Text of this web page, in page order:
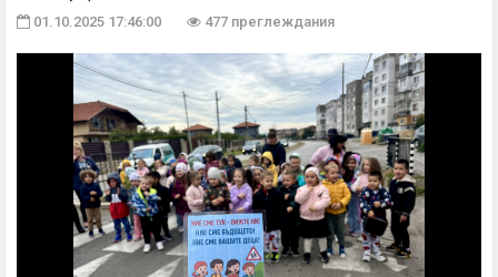
01.10.2025 17:46:00 477 преглеждания